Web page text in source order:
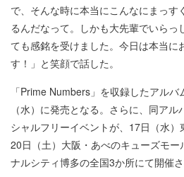
で、そんな時に本当にこんなにまっす
るんだなって。しかも大先輩でいらっ
ても感銘を受けました。今日は本当に
す！」と笑顔で話した。
「Prime Numbers」を収録したアル
（水）に発売となる。さらに、同ア
シャルフリーイベントが、17日（水）
20日（土）大阪・あべのキューズモ
ナルシティ博多の全国3か所にて開催さ